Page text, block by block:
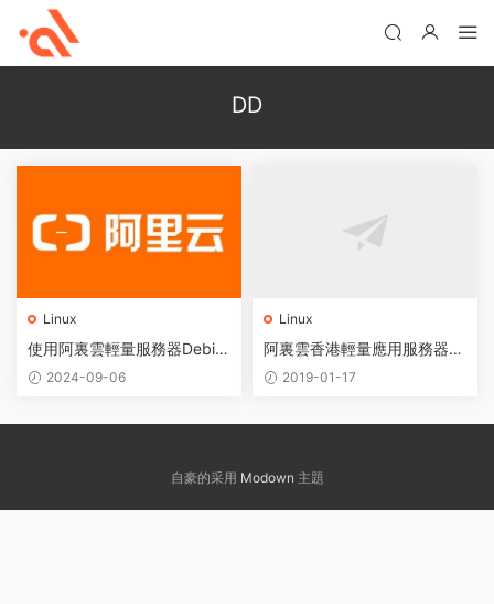
DD
Linux
使用阿裏雲輕量服務器Debia
n系統DD安裝windows10
2024-09-06
Linux
阿裏雲香港輕量應用服務器通
過linux系統centos7.3 DD一
2019-01-17
自豪的采用 Modown 主題